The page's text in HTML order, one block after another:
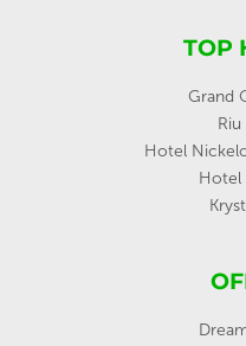
TOP
Grand
Hotel
Hotel